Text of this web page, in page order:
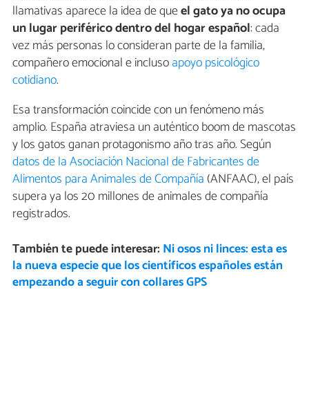
llamativas aparece la idea de queel gato ya no ocupa
un lugar periférico dentro del hogar español: cada
vez más personas lo consideran parte de la familia,
compañero emocional e inclusoapoyo psicológico
cotidiano.
Esa transformación coincide con un fenómeno más
amplio. España atraviesa un auténtico boom de mascotas
y los gatos ganan protagonismo año tras año. Según
datos de la Asociación Nacional de Fabricantes de
Alimentos para Animales de Compañía (ANFAAC), el país
supera ya los 20 millones de animales de compañía
registrados.
También te puede interesar: Ni osos ni linces: esta es
la nueva especie que los científicos españoles están
empezando a seguir con collares GPS